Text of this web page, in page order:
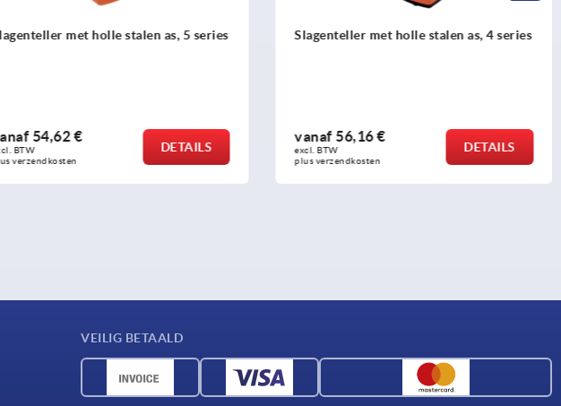
Slagenteller met holle stalen as, 4 series
vanaf56,16 €
excl. BTW
plus verzendkosten
DETAILS
Instelknoppen met slagenteller digitale
vanaf87,98 €
excl. BTW
plus verzendkosten
DETAILS
VEILIG BETAALD